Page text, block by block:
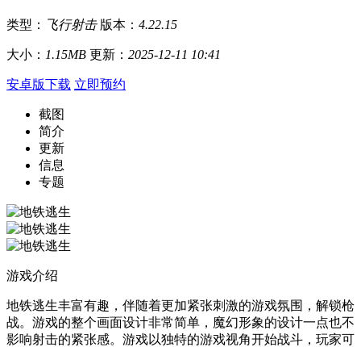
类型： 飞行射击 版本： 4.22.15
大小： 1.15MB 更新： 2025-12-11 10:41
安卓版下载 立即预约
截图
简介
更新
信息
专题
游戏介绍
地铁逃生丰富有趣，伴随着更加紧张刺激的游戏氛围，解锁枪
战。游戏的整个画面设计非常简单，魔幻形象的设计一点也不
影响射击的紧张感。游戏以独特的游戏视角开始战斗，玩家可